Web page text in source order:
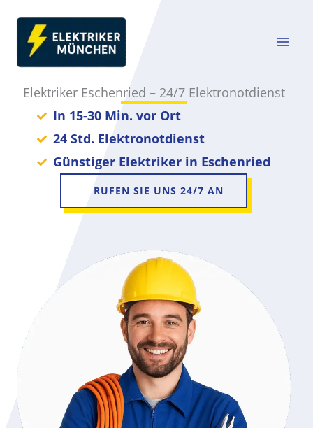
Inhalt
springen
Elektriker Eschenried – 24/7 Elektronotdienst
In 15-30 Min. vor Ort
24 Std. Elektronotdienst
Günstiger Elektriker in Eschenried
RUFEN SIE UNS 24/7 AN